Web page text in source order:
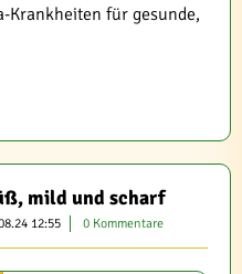
Krankheiten für gesunde,
mild und scharf
12:55 0 Kommentare